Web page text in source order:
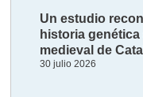
Un estudio
historia
medieval de
30 julio 2026